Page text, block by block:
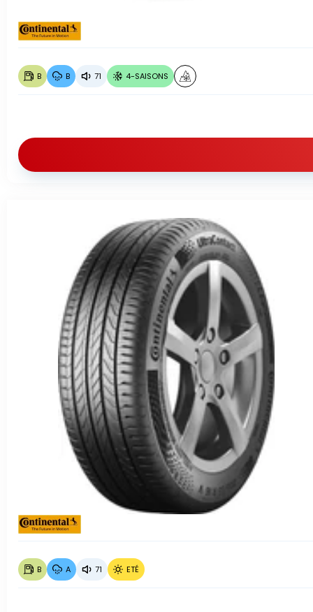
B B 71 4-SAISONS
B A 71 ETÉ